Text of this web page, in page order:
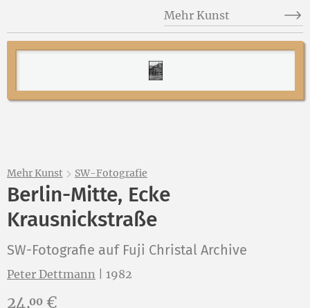
Mehr Kunst
Mehr Kunst SW-Fotografie
Berlin-Mitte, Ecke
Krausnickstraße
SW-Fotografie auf Fuji Christal Archive
Peter Dettmann 1982
Preis:
24,00 €